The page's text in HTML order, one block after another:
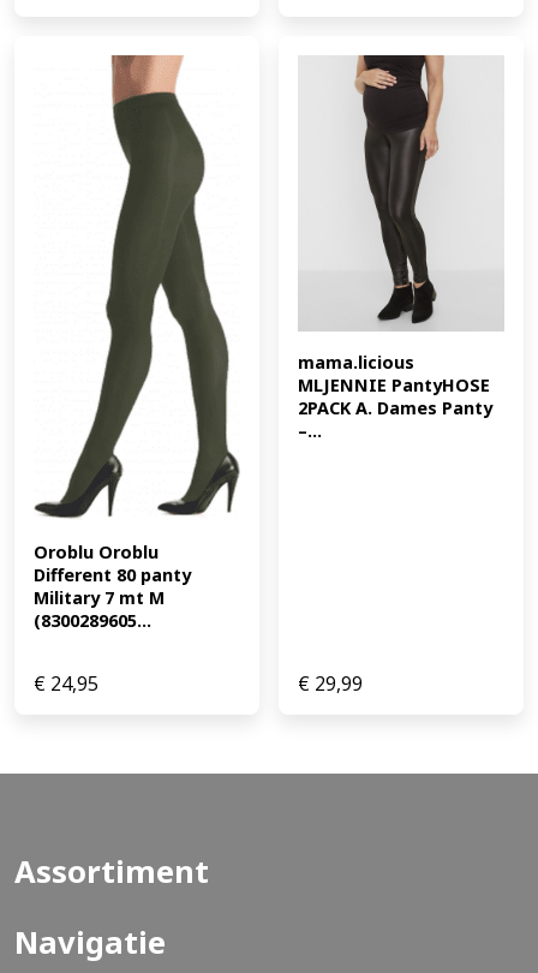
Oroblu Oroblu
Different 80 panty
Military 7 mt M
(8300289605...
€ 24,95
mama.licious
MLJENNIE PantyHOSE
2PACK A. Dames Panty
–...
€ 29,99
Assortiment
Navigatie